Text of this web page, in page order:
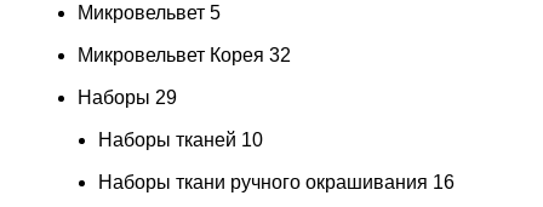
Микровельвет 5
Микровельвет Корея 32
Наборы 29
Наборы тканей 10
Наборы ткани ручного окрашивания 16